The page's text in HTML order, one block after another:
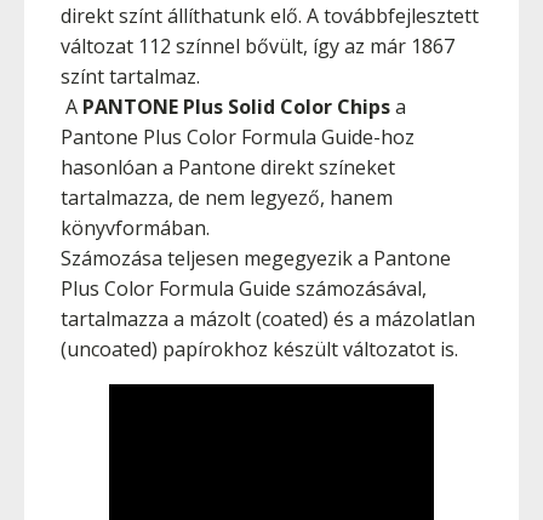
direkt színt állíthatunk elő. A továbbfejlesztett
változat 112 színnel bővült, így az már 1867
színt tartalmaz.
A PANTONE Plus Solid Color Chipsa
Pantone Plus Color Formula Guide-hoz
hasonlóan a Pantone direkt színeket
tartalmazza, de nem legyező, hanem
könyvformában.
Számozása teljesen megegyezik a Pantone
Plus Color Formula Guide számozásával,
tartalmazza a mázolt (coated) és a mázolatlan
(uncoated) papírokhoz készült változatot is.